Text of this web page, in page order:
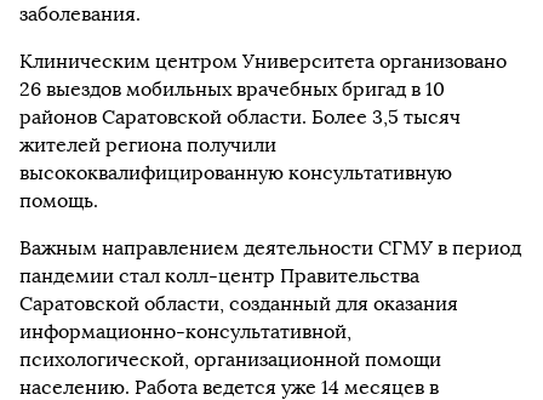
заболевания.
Клиническим центром Университета организовано
26 выездов мобильных врачебных бригад в 10
районов Саратовской области. Более 3,5 тысяч
жителей региона получили
высококвалифицированную консультативную
помощь.
Важным направлением деятельности СГМУ в период
пандемии стал колл-центр Правительства
Саратовской области, созданный для оказания
информационно-консультативной,
психологической, организационной помощи
населению. Работа ведется уже 14 месяцев в